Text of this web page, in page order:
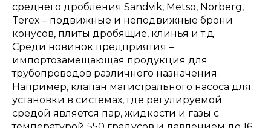
среднего дробления Sandvik, Metso, Norberg,
Terex – подвижные и неподвижные брони
конусов, плиты дробящие, клинья и т.д.
Среди новинок предприятия –
импортозамещающая продукция для
трубопроводов различного назначения.
Например, клапан магистрального насоса для
установки в системах, где регулируемой
средой является пар, жидкости и газы с